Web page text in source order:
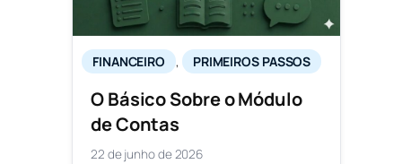
FINANCEIRO , PRIMEIROS PASSOS
O Básico Sobre o Módulo
de Contas
22 de junho de 2026